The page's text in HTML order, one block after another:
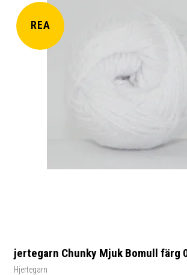
REA
jertegarn Chunky Mjuk Bomull färg
Hjertegarn